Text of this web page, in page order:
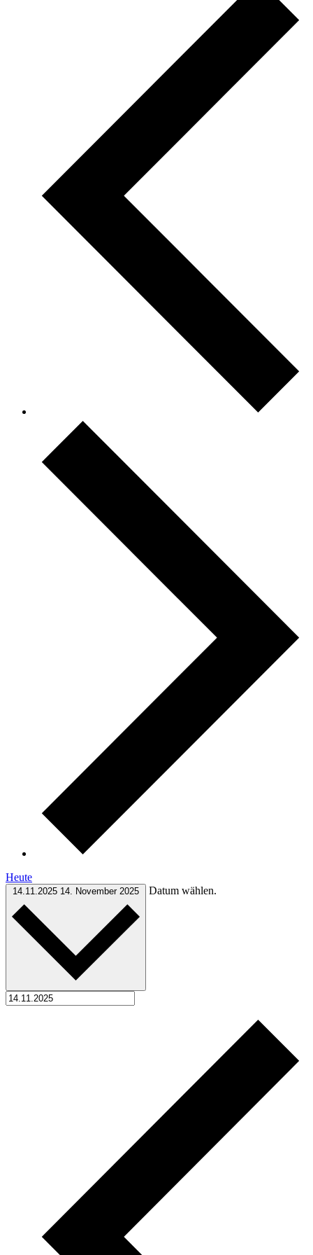
Heute
14.11.2025 14. November 2025 Datum wählen.